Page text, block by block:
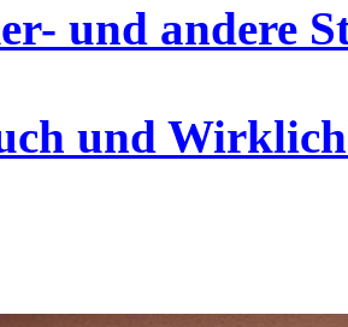
und andere
und